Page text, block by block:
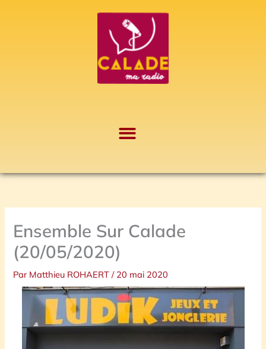
Ensemble Sur Calade
(20/05/2020)
Par Matthieu ROHAERT/ 20 mai 2020